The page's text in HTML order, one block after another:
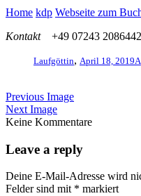
Home kdp Webseite zum
Kontakt
+49 07243
Laufgöttin, April 18, 2019
Previous Image
Next Image
Keine Kommentare
Leave a reply
Deine E-Mail-Adresse wird
Felder sind mit * markiert